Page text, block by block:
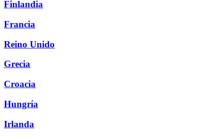
Finlandia
Francia
Reino Unido
Grecia
Croacia
Hungría
Irlanda